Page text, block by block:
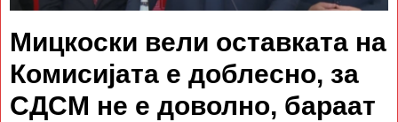
Мицкоски вели оставката на
Комисијата е доблесно, за
СДСМ не е доволно, бараат